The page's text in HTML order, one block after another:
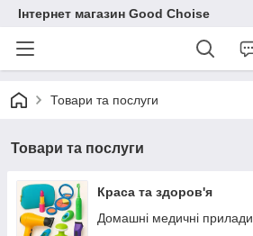
Інтернет магазин Good Choise
Товари та послуги
Товари та послуги
Краса та здоров'я
Домашні медичні прилади